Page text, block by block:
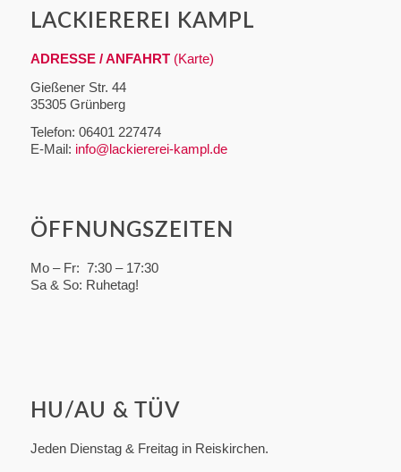
LACKIEREREI KAMPL
ADRESSE / ANFAHRT(Karte)
Gießener Str. 44
35305 Grünberg
Telefon: 06401 227474
E-Mail: info@lackiererei-kampl.de
ÖFFNUNGSZEITEN
Mo – Fr: 7:30 – 17:30
Sa & So: Ruhetag!
HU/AU & TÜV
Jeden Dienstag & Freitag in Reiskirchen.